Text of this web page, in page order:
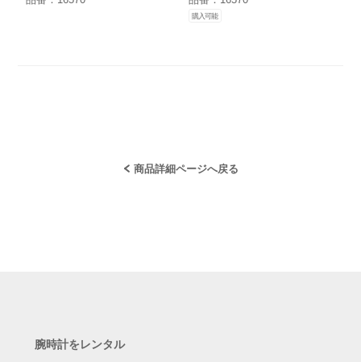
購入可能
商品詳細ページへ戻る
腕時計をレンタル